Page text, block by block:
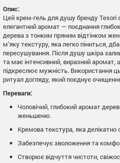
Опис:
Цей крем-гель для душу бренду Tesori
елегантний аромат — поєднання
дерева з тонким пряним відтінком
м’яку текстуру, яка легко піниться,
пересушування. Після душу шкіра
та має інтенсивний, виразний аромат,
підкреслює мужність. Використання
ритуал догляду, який поєднує
Переваги:
Чоловічий, глибокий аромат
женьшеню.
Кремова текстура, яка
Забезпечує зволоження та
Створює відчуття чистоти,